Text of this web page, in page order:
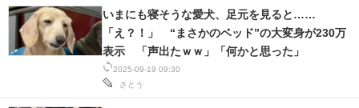
2025-09-19 09:30
さとう
いまにも寝そうな愛犬、足元を見ると……
「え？！」 “まさかのベッド”の大変身が230万
表示 「声出たｗｗ」「何かと思った」